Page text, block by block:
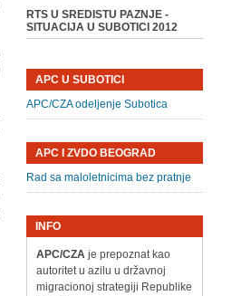
RTS U SREDISTU PAZNJE -
SITUACIJA U SUBOTICI 2012
APC U SUBOTICI
APC/CZA odeljenje Subotica
APC I ZVDO BEOGRAD
Rad sa maloletnicima bez pratnje
INFO
APC/CZAje prepoznat kao
autoritet u azilu u državnoj
migracionoj strategiji Republike